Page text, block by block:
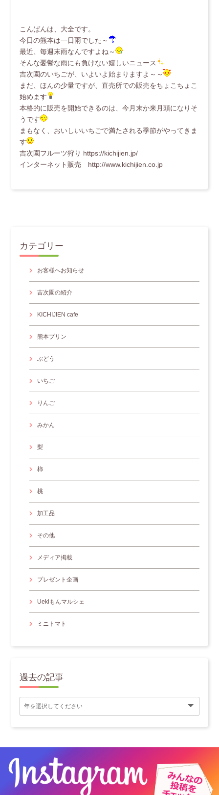
こんばんは、大全です。
今日の熊本は一日雨でした～
最近、毎週末雨なんですよね～
そんな憂鬱な雨にも負けない嬉しいニュース
吉次園のいちごが、いよいよ始まりますよ～～
まだ、ほんの少量ですが、直売所での販売をちょこちょこ
始めます
本格的に販売を開始できるのは、今月末か来月頭になりそ
うです
まもなく、おいしいいちごで満たされる季節がやってきま
す
吉次園フルーツ狩り https://kichijien.jp/
インターネット販売 http://www.kichijien.co.jp
カテゴリー
お客様へお知らせ
吉次園の紹介
KICHIJIEN cafe
熊本プリン
ぶどう
いちご
りんご
みかん
梨
柿
桃
加工品
その他
メディア掲載
プレゼント企画
Uekiもんマルシェ
ミニトマト
過去の記事